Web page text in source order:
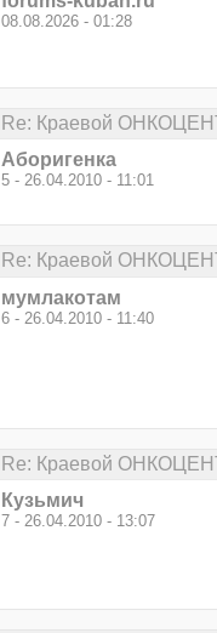
08.08.2026 - 01:28
Re: Краевой
Аборигенка
5 - 26.04.2010 - 11:01
Re: Краевой
мумлакотам
6 - 26.04.2010 - 11:40
Re: Краевой
Кузьмич
7 - 26.04.2010 - 13:07